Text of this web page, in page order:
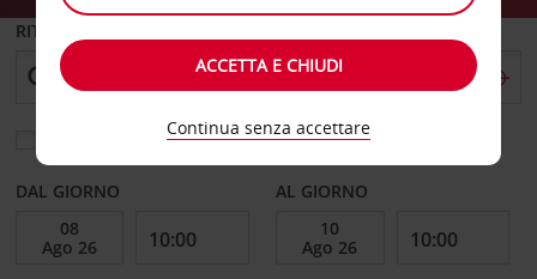
RITIRO DA
Scegli una località di riconsegna diversa
DAL GIORNO AL GIORNO
ACCETTA E CHIUDI
Continua senza accettare